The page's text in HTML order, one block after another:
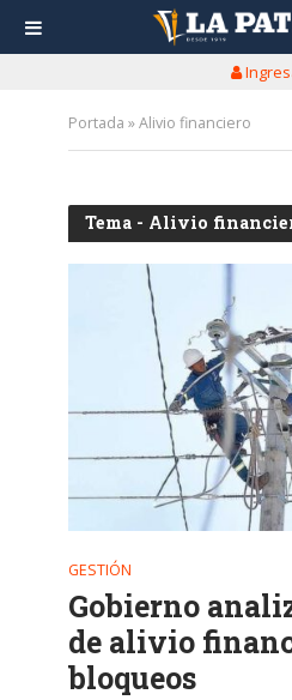
Portada »Alivio financiero
Tema - Alivio
GESTIÓN
Gobierno
de alivio
bloqueos